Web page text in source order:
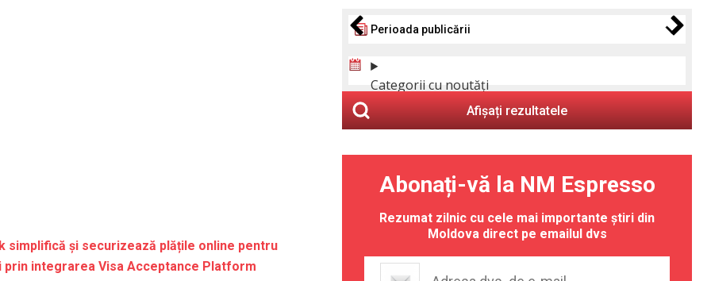
simplifică și securizează plățile online pentru
prin integrarea Visa Acceptance Platform
Perioada publicării
Categorii cu noutăți
Afișați rezultatele
Abonați-vă la NM Espresso
Rezumat zilnic cu cele mai importante știri din
Moldova direct pe emailul dvs